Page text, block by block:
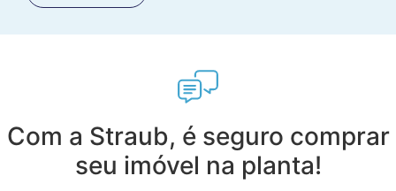
Com a Straub, é seguro comprar
seu imóvel na planta!